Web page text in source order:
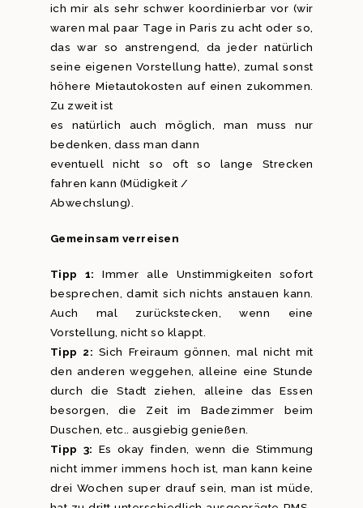
ich mir als sehr schwer koordinierbar vor (wir
waren mal paar Tage in Paris zu acht oder so,
das war so anstrengend, da jeder natürlich
seine eigenen Vorstellung hatte), zumal sonst
höhere Mietautokosten auf einen zukommen.
Zu zweit ist
es natürlich auch möglich, man muss nur
bedenken, dass man dann
eventuell nicht so oft so lange Strecken
fahren kann (Müdigkeit /
Abwechslung).
Gemeinsam verreisen
Tipp 1:
Immer alle Unstimmigkeiten sofort
besprechen, damit sich nichts anstauen kann.
Auch mal zurückstecken, wenn eine
Vorstellung, nicht so klappt.
Tipp 2: Sich Freiraum gönnen, mal nicht mit
den anderen weggehen, alleine eine Stunde
durch die Stadt ziehen, alleine das Essen
besorgen, die Zeit im Badezimmer beim
Duschen, etc.. ausgiebig genießen.
Tipp 3: Es okay finden, wenn die Stimmung
nicht immer immens hoch ist, man kann keine
drei Wochen super drauf sein, man ist müde,